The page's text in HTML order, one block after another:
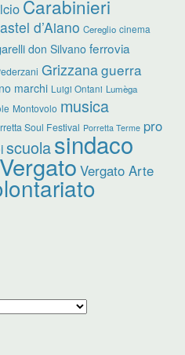
Carabinieri
d’Aiano Cereglio cinema
don Silvano ferrovia
Grizzanaguerra
marchi Luigi Ontani Lumèga
Montovolo musica
Soul Festival Porretta Terme pro
scuolasindaco
Vergato Vergato Arte